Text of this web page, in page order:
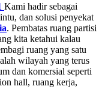
Kami hadir sebagai
dan solusi penyekat
. Pembatas ruang partisi
kita ketahui kalau
ruang yang satu
wilayah yang terus
dan komersial seperti
hall, ruang kerja,